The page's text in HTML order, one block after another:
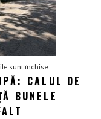
sunt închise
Isuzu
D-
CALUL DE
BUNELE